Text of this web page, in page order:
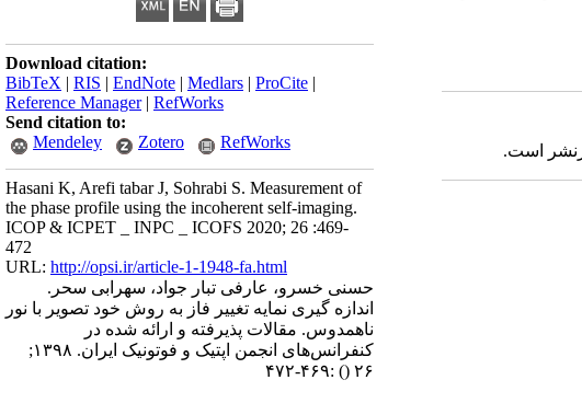
Download citation:
BibTeX | RIS | EndNote | Medlars | ProCite |
Reference Manager| RefWorks
Send citation to:
Mendeley
Zotero RefWorks
Hasani K, Arefi tabar J, Sohrabi S. Measurement of
the phase profile using the incoherent self-imaging.
ICOP & ICPET _ INPC _ ICOFS 2020; 26 :469-
472
URL: http://opsi.ir/article-1-1948-fa.html
حسنی خسرو، عارفی تبار جواد، سهرابی سحر.
اندازه گیری نمایه تغییر فاز به روش خود تصویر با نور
ناهمدوس. مقالات پذیرفته و ارائه شده در
کنفرانس‌های انجمن اپتیک و فوتونیک ایران. ۱۳۹۸;
۲۶ () :۴۶۹-۴۷۲
است.